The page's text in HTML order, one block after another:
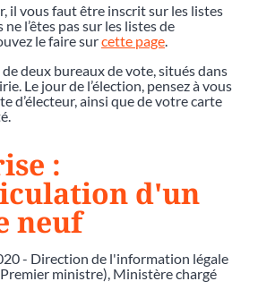
il vous faut être inscrit sur les listes
l’êtes pas sur les listes de
le faire surcette page
deux bureaux de vote, situés dans
Le jour de l’élection, pensez à vous
d’électeur, ainsi que de votre carte
:
d'un
neuf
- Direction de l'information légale
ministre), Ministère chargé